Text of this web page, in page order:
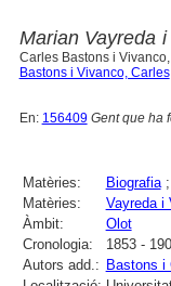
Marian Vayreda
Carles Bastons i
Bastons i Vivanco, Carles
En: 156409 Gent que ha
Matèries: Biografia;
Matèries:
Vayreda i
Àmbit:
Olot
Cronologia:
1853 -
Autors add.: Bastons i